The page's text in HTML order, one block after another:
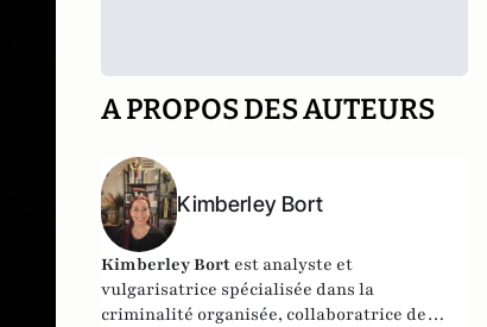
A PROPOS DES AUTEURS
Kimberley Bort
Kimberley Bort est analyste et
vulgarisatrice spécialisée dans la
criminalité organisée, collaboratrice de